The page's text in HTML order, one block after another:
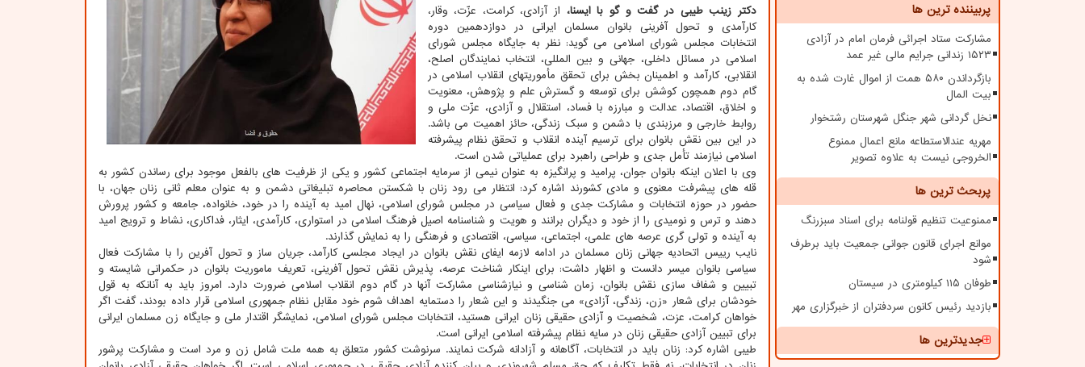
پربیننده ترین ها
مشارکت ستاد اجرائی فرمان امام در آزادی
۱۵۲۳ زندانی جرایم مالی غیر عمد
بازگرداندن ۵۸۰ همت از اموال غارت شده به
بیت المال
نخل گردانی شهر جنگل شهرستان رشتخوار
مهریه عندالاستطاعه مانع اعمال ممنوع
الخروجی نیست به علاوه تصویر
پربحث ترین ها
ممنوعیت تنظیم قولنامه برای اسناد سبزرنگ
موانع اجرای قانون جوانی جمعیت باید برطرف
شود
طوفان ۱۱۵ کیلومتری در سیستان
بازدید رئیس کانون سردفتران از خبرگزاری مهر
جدیدترین ها
دکتر زینب طیبی در گفت و گو با ایسنا، از آزادی، کرامت، عزّت، وقار،
کارآمدی و تحول­ آفرینی بانوان مسلمان ایرانی در دوازدهمین دوره
انتخابات مجلس شورای اسلامی می­ گوید: نظر به جایگاه مجلس شورای
اسلامی در مسائل داخلی، جهانی و بین المللی، انتخاب نمایندگان اصلح،
انقلابی، کارآمد و اطمینان بخش برای تحقق مأموریت­های انقلاب اسلامی در
گام دوم همچون کوشش برای توسعه و گسترش علم و پژوهش، معنویت
و اخلاق، اقتصاد، عدالت و مبارزه با فساد، استقلال و آزادی، عزّت ملی و
روابط خارجی و مرزبندی با دشمن و سبک زندگی، حائز اهمیت می باشد.
در این بین نقش بانوان برای ترسیم آینده انقلاب و تحقق نظام پیشرفته
اسلامی نیازمند تأمل جدی و طراحی راهبرد برای عملیاتی شدن است.
وی با اعلان اینکه بانوان جوان، پرامید و پرانگیزه به عنوان نیمی از سرمایه اجتماعی کشور و یکی از ظرفیت­ های بالفعل موجود برای رساندن کشور به
قله ­های پیشرفت معنوی و مادی کشورند اشاره کرد: انتظار می رود زنان با شکستن محاصره تبلیغاتی دشمن و به ­عنوان معلم ثانی زنان جهان، با
حضور در حوزه انتخابات و مشارکت جدی و فعال سیاسی در مجلس شورای اسلامی، نهال امید به آینده را در خود، خانواده، جامعه و کشور پرورش
دهند و ترس و نومیدی را از خود و دیگران برانند و هویت و شناسنامه اصیل فرهنگ اسلامی در استواری، کارآمدی، ایثار، فداکاری، نشاط و ترویج امید
به آینده و تولی­ گری عرصه­ های علمی، اجتماعی، سیاسی، اقتصادی و فرهنگی را به نمایش گذارند.
نایب رییس اتحادیه جهانی زنان مسلمان در ادامه لازمه ایفای نقش بانوان در ایجاد مجلسی کارآمد، جریان ساز و تحول ­آفرین را با مشارکت فعال
سیاسی بانوان میسر دانست و اظهار داشت: برای اینکار شناخت عرصه، پذیرش نقش تحول آفرینی، تعریف ماموریت بانوان در حکمرانی شایسته و
تبیین و شفاف سازی نقش بانوان، زمان شناسی و نیازشناسی مشارکت آنها در گام دوم انقلاب اسلامی ضرورت دارد. امروز باید به آنانکه به ­قول
خودشان برای شعار «زن، زندگی، آزادی» می ­جنگیدند و این شعار را دستمایه اهداف شوم خود مقابل نظام جمهوری اسلامی قرار داده بودند، گفت اگر
خواهان کرامت، عزت، شخصیت و آزادی حقیقی زنان ایرانی هستید، انتخابات مجلس شورای اسلامی، نمایشگر اقتدار ملی و جایگاه زن مسلمان ایرانی
برای تبیین آزادی حقیقی زنان در سایه نظام پیشرفته اسلامی ایرانی است.
طیبی اشاره کرد: زنان باید در انتخابات، آگاهانه و آزادانه شرکت نمایند. سرنوشت کشور متعلق به همه ملت شامل زن و مرد است و مشارکت پرشور